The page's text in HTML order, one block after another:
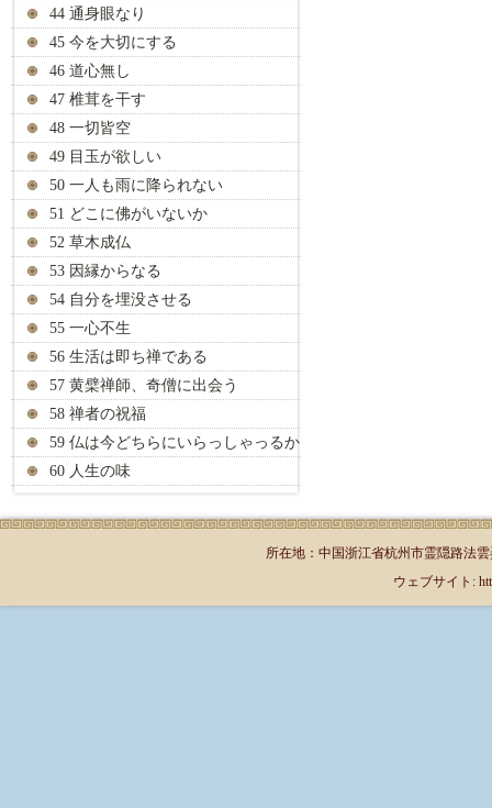
44 通身眼なり
45 今を大切にする
46 道心無し
47 椎茸を干す
48 一切皆空
49 目玉が欲しい
50 一人も雨に降られない
51 どこに佛がいないか
52 草木成仏
53 因縁からなる
54 自分を埋没させる
55 一心不生
56 生活は即ち禅である
57 黄檗禅師、奇僧に出会う
58 禅者の祝福
59 仏は今どちらにいらっしゃっるか
60 人生の味
所在地：中国浙江省杭州市霊隠路法
ウェブサイト: